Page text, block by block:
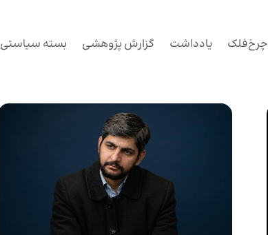
چرخ‌فلک یادداشت گزارش پژوهشی بسته سیاستی